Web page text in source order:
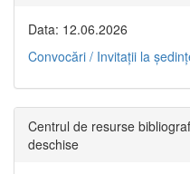
Data: 12.06.2026
Convocări / Invitaţii la
Centrul de resurse
deschise